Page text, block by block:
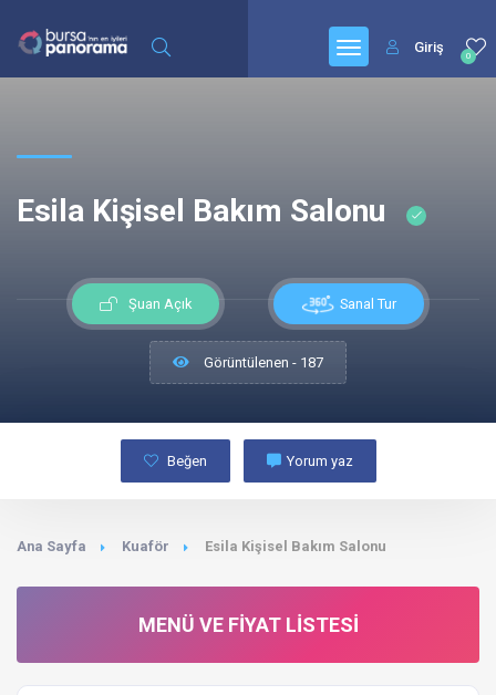
0
Giriş
Esila Kişisel Bakım Salonu
Şuan Açık Sanal Tur
Görüntülenen - 187
Beğen Yorum yaz
Ana Sayfa Kuaför Esila Kişisel Bakım Salonu
MENÜ VE FIYAT LISTESI